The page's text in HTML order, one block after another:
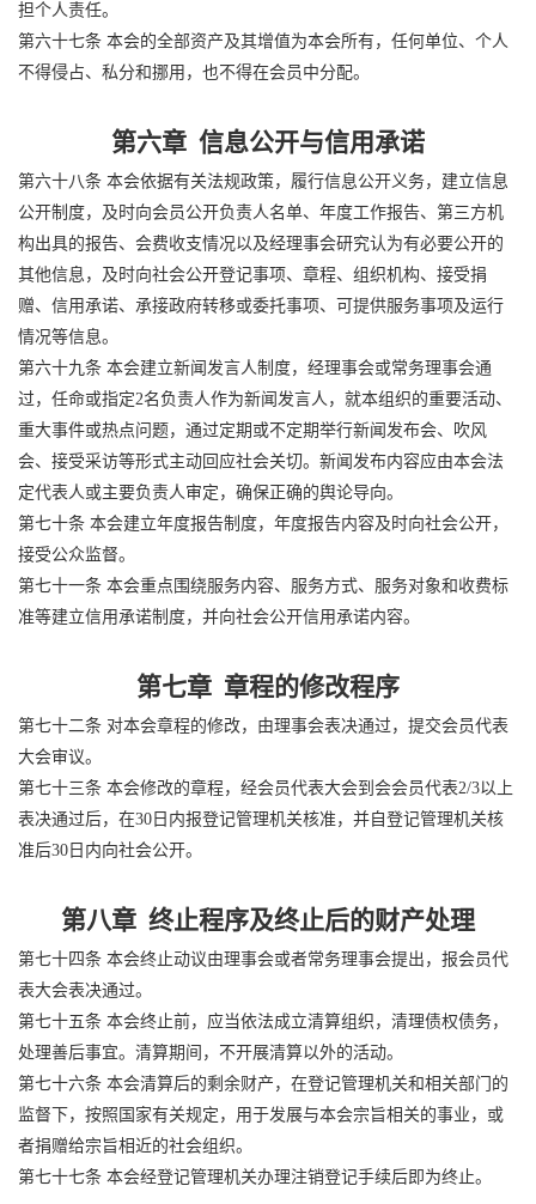
担个人责任。
第六十七条 本会的全部资产及其增值为本会所有，任何单位、个人
不得侵占、私分和挪用，也不得在会员中分配。
第六章 信息公开与信用承诺
第六十八条 本会依据有关法规政策，履行信息公开义务，建立信息
公开制度，及时向会员公开负责人名单、年度工作报告、第三方机
构出具的报告、会费收支情况以及经理事会研究认为有必要公开的
其他信息，及时向社会公开登记事项、章程、组织机构、接受捐
赠、信用承诺、承接政府转移或委托事项、可提供服务事项及运行
情况等信息。
第六十九条 本会建立新闻发言人制度，经理事会或常务理事会通
过，任命或指定2名负责人作为新闻发言人，就本组织的重要活动、
重大事件或热点问题，通过定期或不定期举行新闻发布会、吹风
会、接受采访等形式主动回应社会关切。新闻发布内容应由本会法
定代表人或主要负责人审定，确保正确的舆论导向。
第七十条 本会建立年度报告制度，年度报告内容及时向社会公开，
接受公众监督。
第七十一条 本会重点围绕服务内容、服务方式、服务对象和收费标
准等建立信用承诺制度，并向社会公开信用承诺内容。
第七章 章程的修改程序
第七十二条 对本会章程的修改，由理事会表决通过，提交会员代表
大会审议。
第七十三条 本会修改的章程，经会员代表大会到会会员代表2/3以上
表决通过后，在30日内报登记管理机关核准，并自登记管理机关核
准后30日内向社会公开。
第八章 终止程序及终止后的财产处理
第七十四条 本会终止动议由理事会或者常务理事会提出，报会员代
表大会表决通过。
第七十五条 本会终止前，应当依法成立清算组织，清理债权债务，
处理善后事宜。清算期间，不开展清算以外的活动。
第七十六条 本会清算后的剩余财产，在登记管理机关和相关部门的
监督下，按照国家有关规定，用于发展与本会宗旨相关的事业，或
者捐赠给宗旨相近的社会组织。
第七十七条 本会经登记管理机关办理注销登记手续后即为终止。